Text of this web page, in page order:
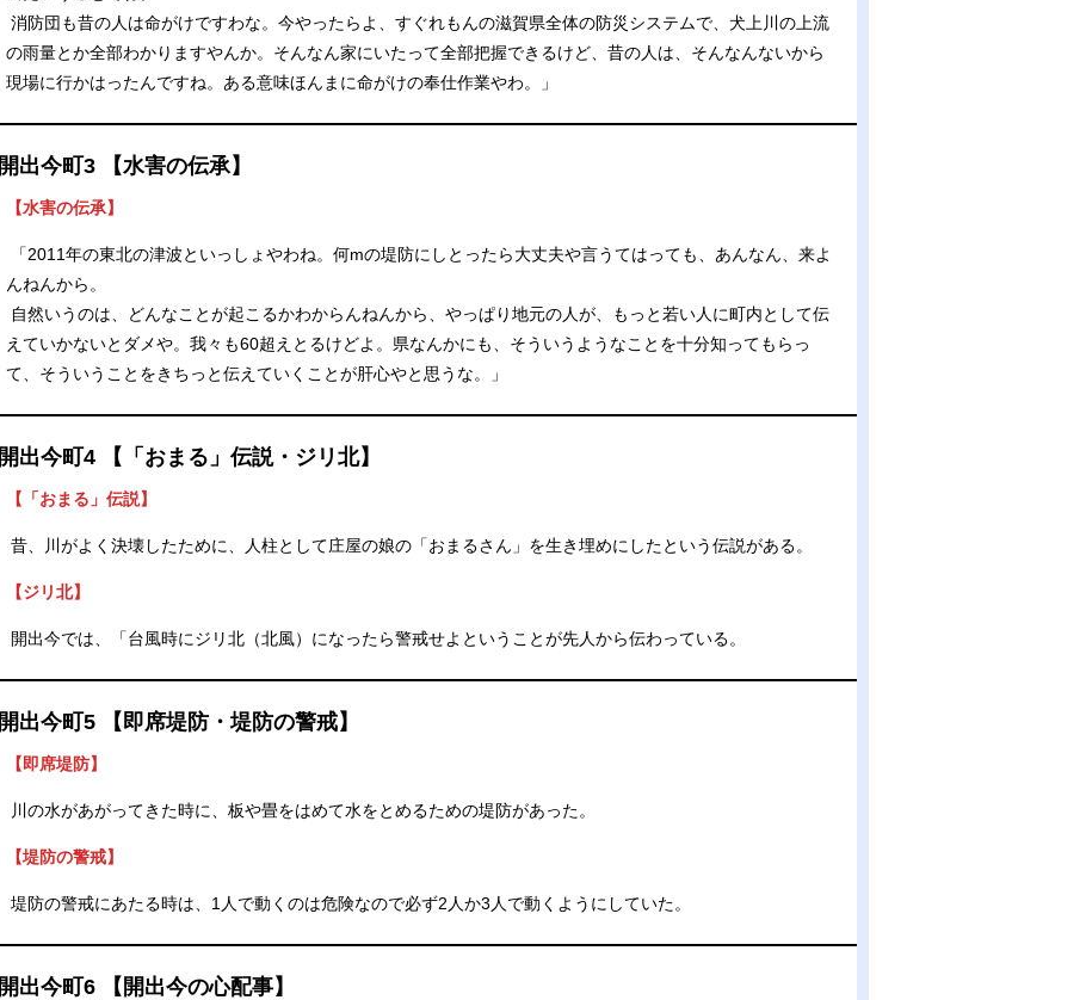
消防団も昔の人は命がけですわな。今やったらよ、すぐれもんの滋賀県全体の防災システムで、犬上川の上流
の雨量とか全部わかりますやんか。そんなん家にいたって全部把握できるけど、昔の人は、そんなんないから
現場に行かはったんですね。ある意味ほんまに命がけの奉仕作業やわ。」
開出今町3 【水害の伝承】
【水害の伝承】
「2011年の東北の津波といっしょやわね。何mの堤防にしとったら大丈夫や言うてはっても、あんなん、来よ
んねんから。
自然いうのは、どんなことが起こるかわからんねんから、やっぱり地元の人が、もっと若い人に町内として伝
えていかないとダメや。我々も60超えとるけどよ。県なんかにも、そういうようなことを十分知ってもらっ
て、そういうことをきちっと伝えていくことが肝心やと思うな。」
開出今町4 【「おまる」伝説・ジリ北】
【「おまる」伝説】
昔、川がよく決壊したために、人柱として庄屋の娘の「おまるさん」を生き埋めにしたという伝説がある。
【ジリ北】
開出今では、「台風時にジリ北（北風）になったら警戒せよということが先人から伝わっている。
開出今町5 【即席堤防・堤防の警戒】
【即席堤防】
川の水があがってきた時に、板や畳をはめて水をとめるための堤防があった。
【堤防の警戒】
堤防の警戒にあたる時は、1人で動くのは危険なので必ず2人か3人で動くようにしていた。
開出今町6 【開出今の心配事】